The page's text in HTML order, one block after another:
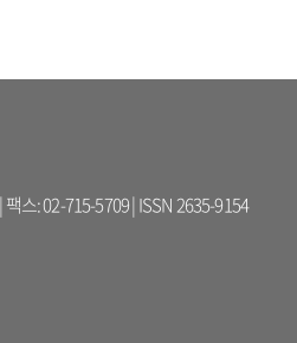
스: 02-715-5709 | ISSN 2635-9154